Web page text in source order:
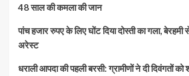
48 साल की कमला की जान
पांच हजार रुपए के लिए घोंट दिया दोस्ती का गला, बेरहमी
अरेस्ट
धराली आपदा की पहली बरसी: ग्रामीणों ने दी दिवंगतों को